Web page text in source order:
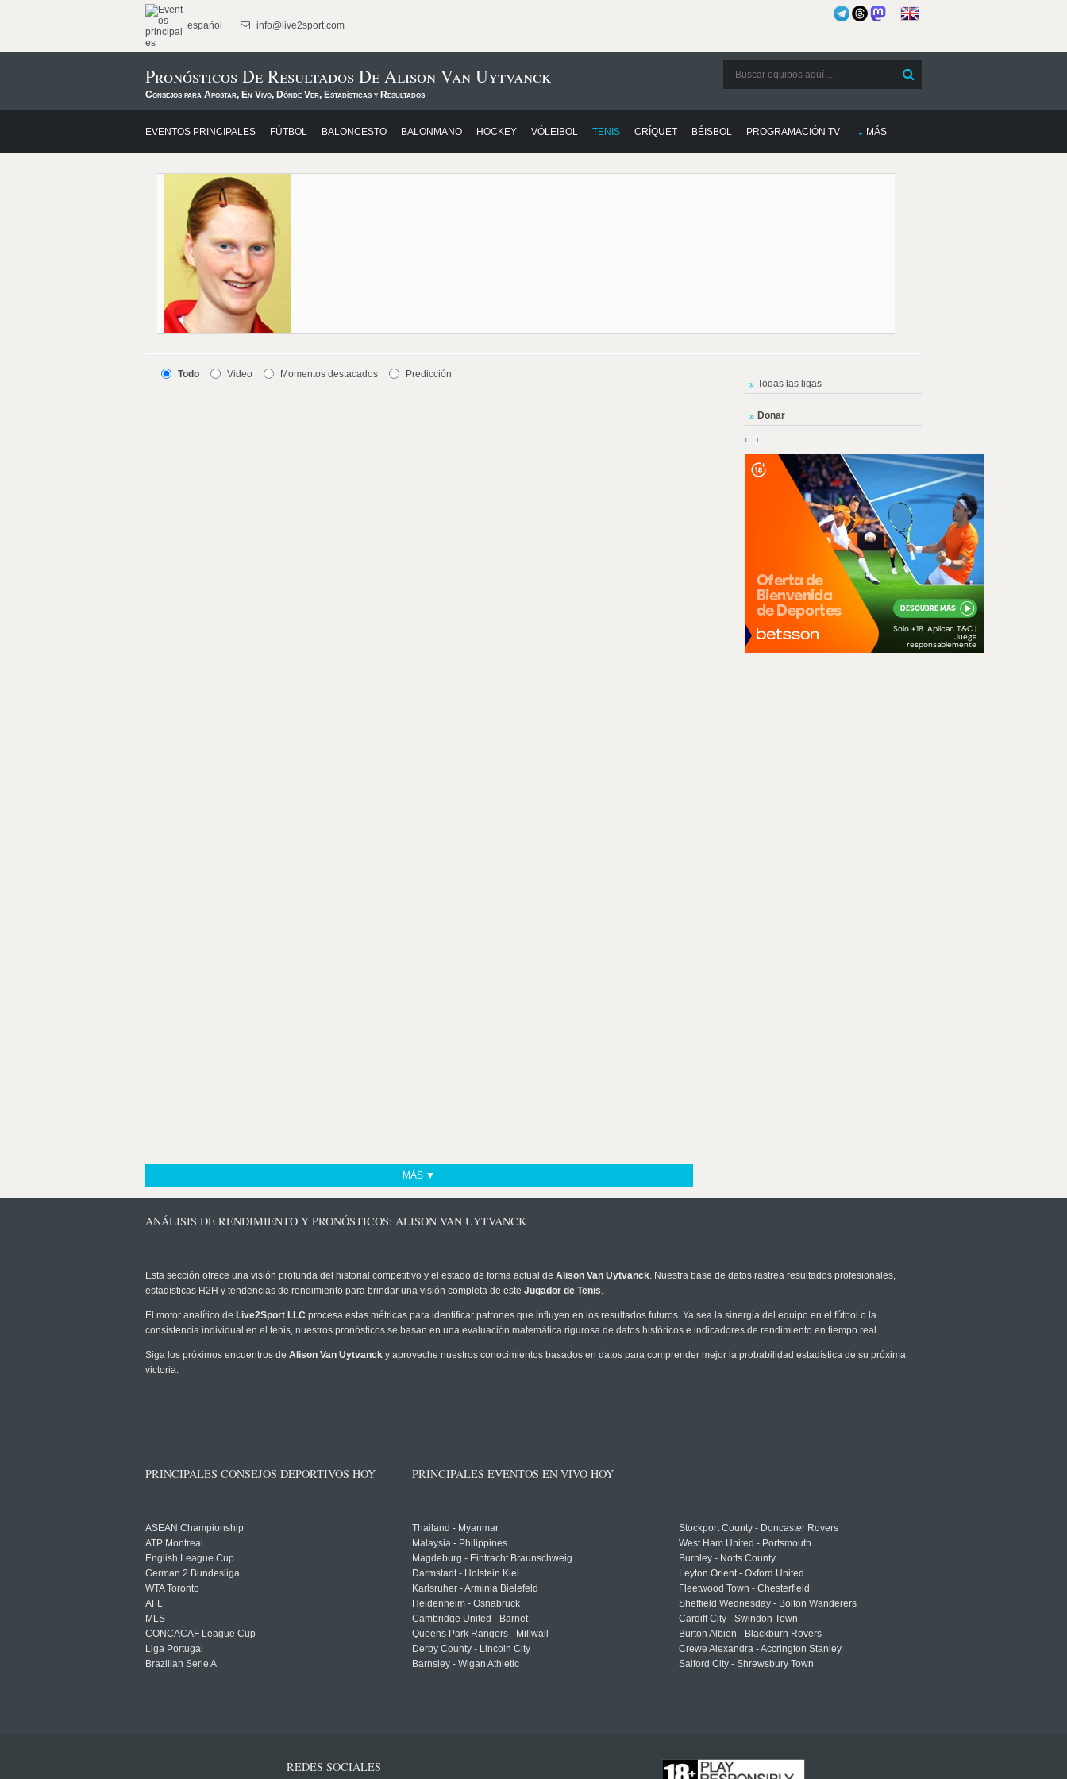
español info@live2sport.com
Pronósticos De Resultados De Alison Van Uytvanck
Consejos para Apostar, En Vivo, Dónde Ver, Estadísticas y Resultados
EVENTOS PRINCIPALES FÚTBOL BALONCESTO BALONMANO HOCKEY VÓLEIBOL TENIS CRÍQUET BÉISBOL PROGRAMACIÓN TV MÁS
Todo Video Momentos destacados Predicción
MÁS ▼
Todas las ligas
Donar
ANÁLISIS DE RENDIMIENTO Y PRONÓSTICOS: ALISON VAN UYTVANCK
Esta sección ofrece una visión profunda del historial competitivo y el estado de forma actual de Alison Van Uytvanck. Nuestra base de datos rastrea resultados profesionales,
estadísticas H2H y tendencias de rendimiento para brindar una visión completa de este Jugador de Tenis.
El motor analítico de Live2Sport LLC procesa estas métricas para identificar patrones que influyen en los resultados futuros. Ya sea la sinergia del equipo en el fútbol o la
consistencia individual en el tenis, nuestros pronósticos se basan en una evaluación matemática rigurosa de datos históricos e indicadores de rendimiento en tiempo real.
Siga los próximos encuentros de Alison Van Uytvanck y aproveche nuestros conocimientos basados en datos para comprender mejor la probabilidad estadística de su próxima
victoria.
PRINCIPALES CONSEJOS DEPORTIVOS HOY
ASEAN Championship
ATP Montreal
English League Cup
German 2 Bundesliga
WTA Toronto
AFL
MLS
CONCACAF League Cup
Liga Portugal
Brazilian Serie A
PRINCIPALES EVENTOS EN VIVO HOY
Thailand - Myanmar
Malaysia - Philippines
Magdeburg - Eintracht Braunschweig
Darmstadt - Holstein Kiel
Karlsruher - Arminia Bielefeld
Heidenheim - Osnabrück
Cambridge United - Barnet
Queens Park Rangers - Millwall
Derby County - Lincoln City
Barnsley - Wigan Athletic
Stockport County - Doncaster Rovers
West Ham United - Portsmouth
Burnley - Notts County
Leyton Orient - Oxford United
Fleetwood Town - Chesterfield
Sheffield Wednesday - Bolton Wanderers
Cardiff City - Swindon Town
Burton Albion - Blackburn Rovers
Crewe Alexandra - Accrington Stanley
Salford City - Shrewsbury Town
REDES SOCIALES